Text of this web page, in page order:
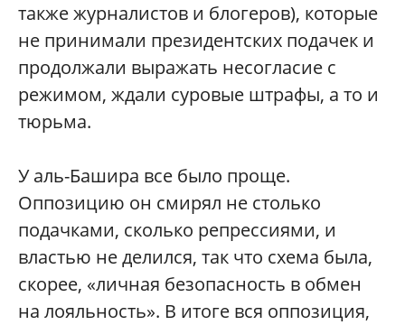
также журналистов и блогеров), которые
не принимали президентских подачек и
продолжали выражать несогласие с
режимом, ждали суровые штрафы, а то и
тюрьма.
У аль-Башира все было проще.
Оппозицию он смирял не столько
подачками, сколько репрессиями, и
властью не делился, так что схема была,
скорее, «личная безопасность в обмен
на лояльность». В итоге вся оппозиция,